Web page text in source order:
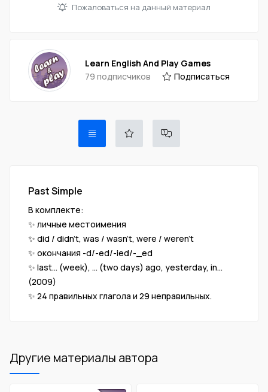
Пожаловаться на данный материал
Learn English And Play Games
79 подписчиков
Подписаться
Past Simple
В комплекте:
✨ личные местоимения
✨ did / didn't, was / wasn't, were / weren't
✨ окончания -d/-ed/-ied/-_ed
✨ last... (week), ... (two days) ago, yesterday, in...
(2009)
✨ 24 правильных глагола и 29 неправильных.
Другие материалы автора